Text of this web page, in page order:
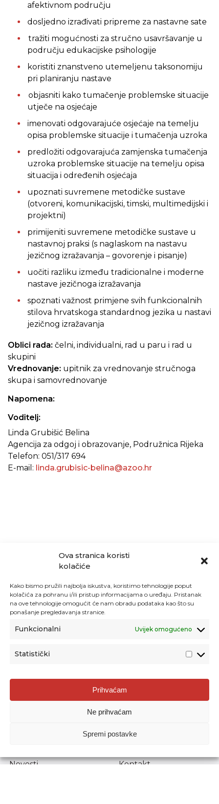
Ova stranica koristi
kolačiće
Kako bismo pružili najbolja iskustva, koristimo tehnologije poput
kolačića za pohranu i/ili pristup informacijama o uređaju. Pristanak
na ove tehnologije omogućit će nam obradu podataka kao što su
ponašanje pregledavanja stranice.
Funkcionalni Uvijek omogućeno
Statistički
Prihvaćam
Ne prihvaćam
Spremi postavke
afektivnom području
dosljedno izrađivati pripreme za nastavne sate
tražiti mogućnosti za stručno usavršavanje u
području edukacijske psihologije
koristiti znanstveno utemeljenu taksonomiju
pri planiranju nastave
objasniti kako tumačenje problemske situacije
utječe na osjećaje
imenovati odgovarajuće osjećaje na temelju
opisa problemske situacije i tumačenja uzroka
predložiti odgovarajuća zamjenska tumačenja
uzroka problemske situacije na temelju opisa
situacija i određenih osjećaja
upoznati suvremene metodičke sustave
(otvoreni, komunikacijski, timski, multimedijski i
projektni)
primijeniti suvremene metodičke sustave u
nastavnoj praksi (s naglaskom na nastavu
jezičnog izražavanja – govorenje i pisanje)
uočiti razliku između tradicionalne i moderne
nastave jezičnoga izražavanja
spoznati važnost primjene svih funkcionalnih
stilova hrvatskoga standardnog jezika u nastavi
jezičnog izražavanja
Oblici rada: čelni, individualni, rad u paru i rad u
skupini
Vrednovanje: upitnik za vrednovanje stručnoga
skupa i samovrednovanje
Napomena:
Voditelj:
Linda Grubišić Belina
Agencija za odgoj i obrazovanje, Podružnica Rijeka
Telefon: 051/317 694
E-mail: linda.grubisic-belina@azoo.hr
Agencija za odgoj i obrazovanje
Donje Svetice 38, 10000 Zagreb
1778129
Prenošenje sadržaja dopušteno je uz navođenje izvora.
Novosti
Kontakt